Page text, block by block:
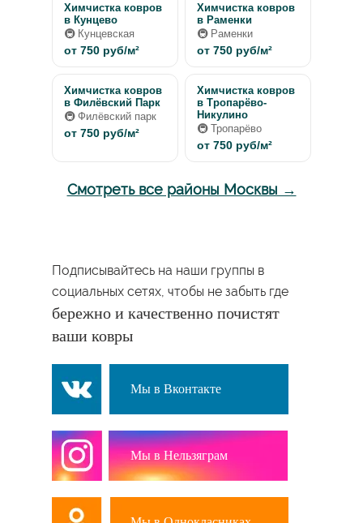
Химчистка ковров
в Кунцево
🚇 Кунцевская
от 750 руб/м²
Химчистка ковров
в Раменки
🚇 Раменки
от 750 руб/м²
Химчистка ковров
в Филёвский Парк
🚇 Филёвский парк
от 750 руб/м²
Химчистка ковров
в Тропарёво-
Никулино
🚇 Тропарёво
от 750 руб/м²
Смотреть все районы Москвы →
Подписывайтесь на наши группы в
социальных сетях, чтобы не забыть где
бережно и качественно почистят
ваши ковры
Мы в Вконтакте
Мы в Нельзяграм